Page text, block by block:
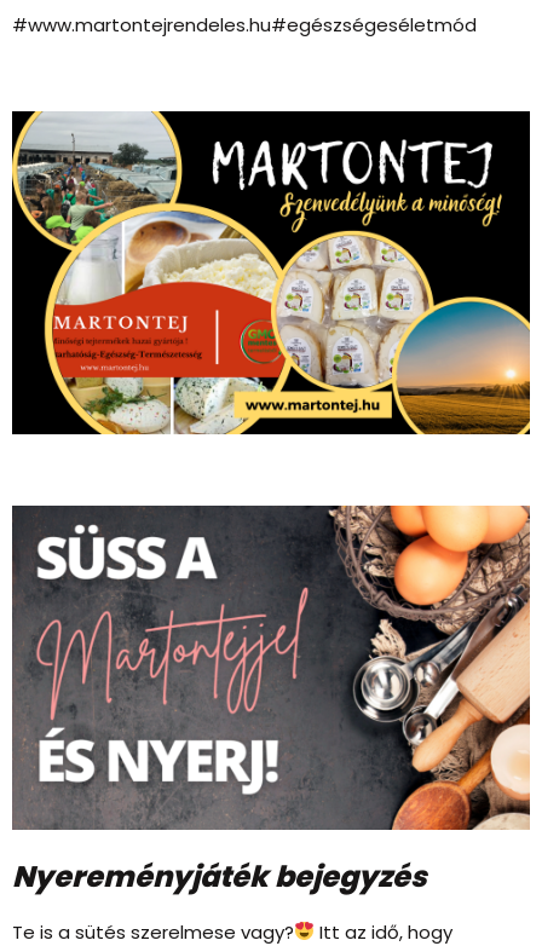
#www.martontejrendeles.hu#egészségeséletmód
Nyereményjáték bejegyzés
Te is a sütés szerelmese vagy?
Itt az idő, hogy